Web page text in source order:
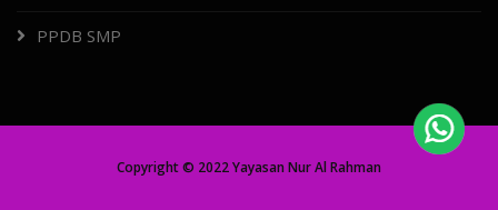
PPDB SMP
Copyright © 2022 Yayasan Nur Al Rahman